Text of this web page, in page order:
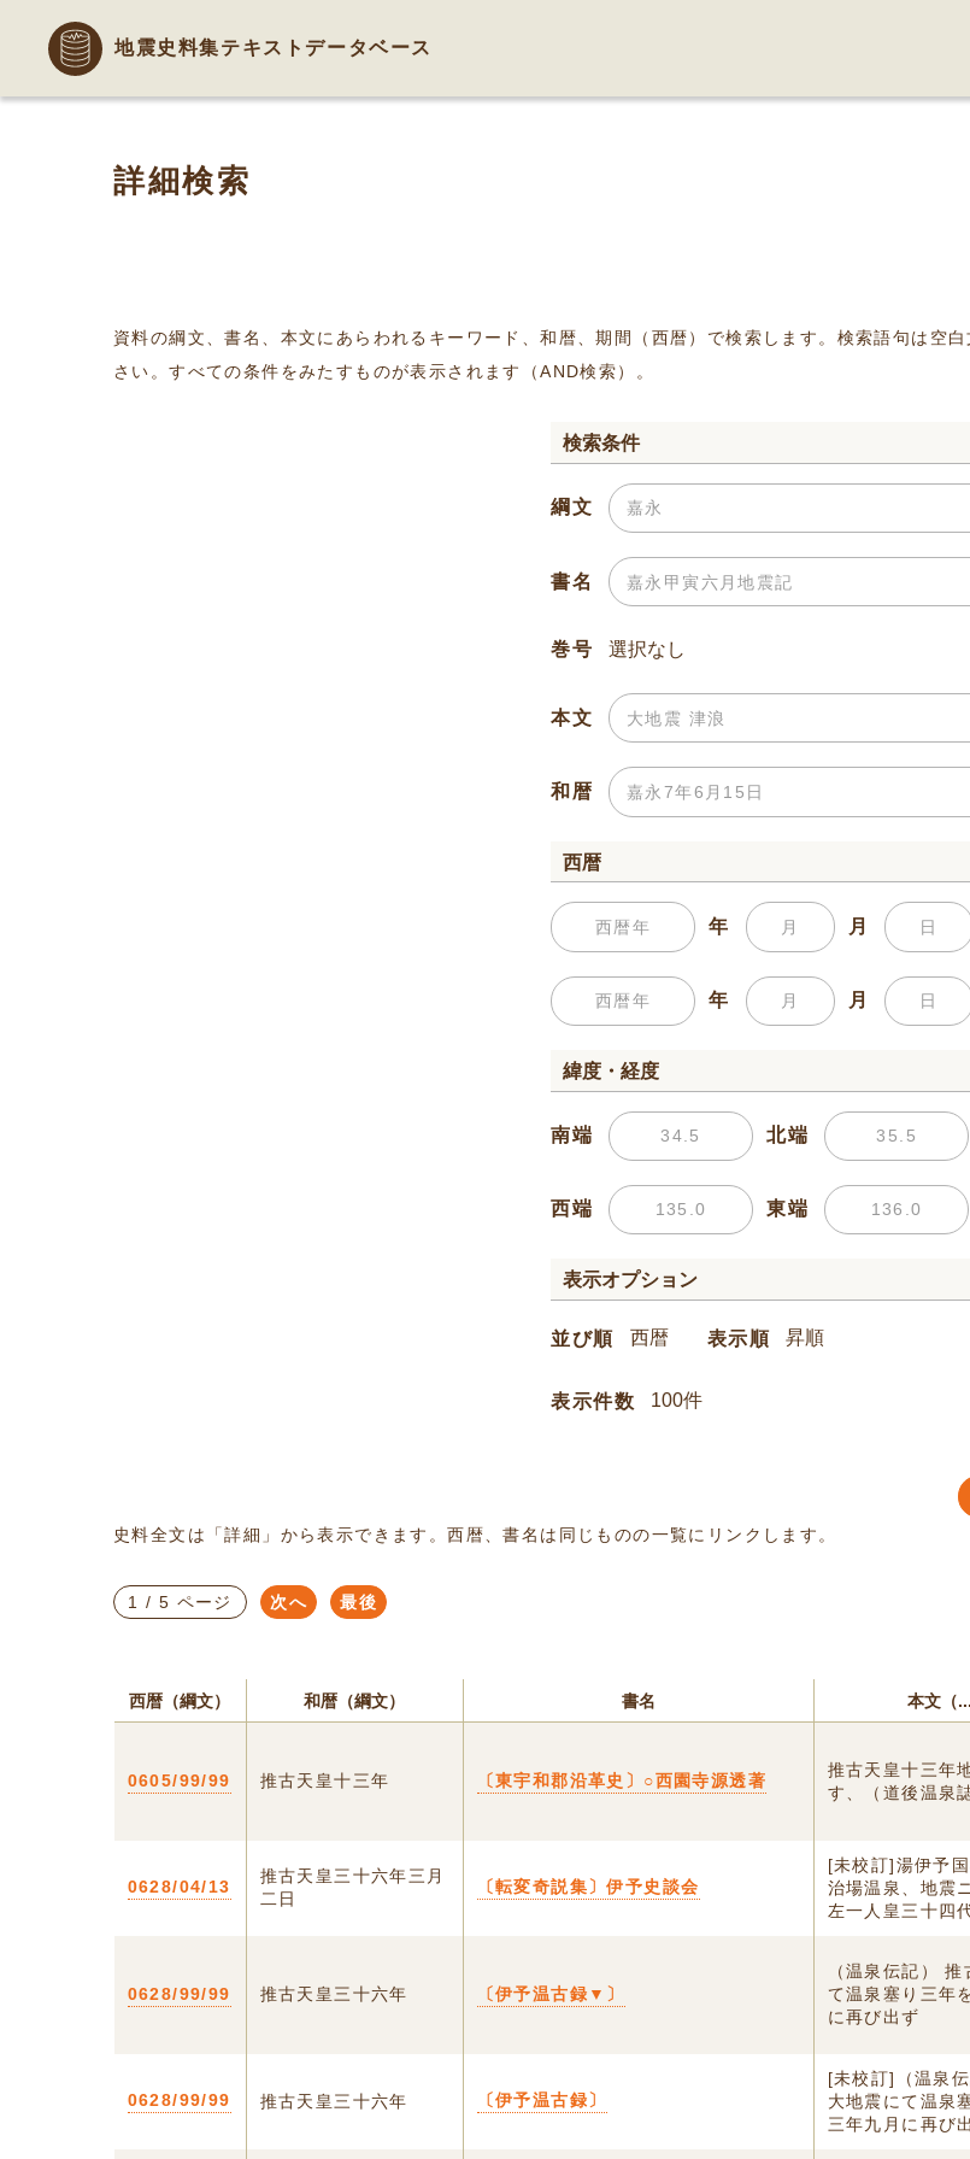
地震史料集テキストデータベース
詳細検索
資料の綱文、書名、本文にあらわれるキーワード、和暦、期間（西暦）で検索します。検索語句は空
さい。すべての条件をみたすものが表示されます（AND検索）。
検索条件
綱文
書名
巻号
本文
和暦
西暦
年 月
年 月
緯度・経度
南端 北端
西端 東端
表示オプション
並び順 表示順
表示件数
史料全文は「詳細」から表示できます。西暦、書名は同じものの一覧にリンクします。
1 / 5 ページ 次へ 最後
西暦（綱文） 和暦（綱文） 書名 本文（
0605/99/99 推古天皇十三年 〔東宇和郡沿革史〕○西園寺源透著
推古天皇十三年
す、（道後温泉
0628/04/13
推古天皇三十六年三月
二日
〔転変奇説集〕伊予史談会
[未校訂]湯伊予
治場温泉、地震
左一人皇三十四
0628/99/99 推古天皇三十六年 〔伊予温古録▼〕
（温泉伝記）
て温泉塞り三年
に再び出ず
0628/99/99 推古天皇三十六年 〔伊予温古録〕
[未校訂]（温泉
大地震にて温泉
三年九月に再び